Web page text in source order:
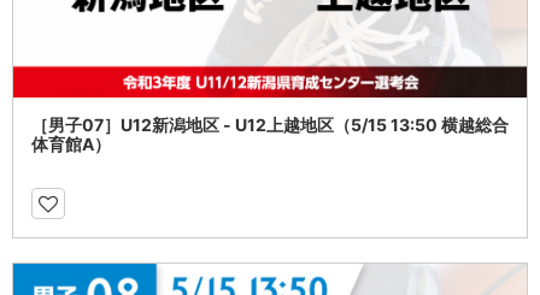
［男子07］U12新潟地区 - U12上越地区（5/15 13:50 横越総合
体育館A）